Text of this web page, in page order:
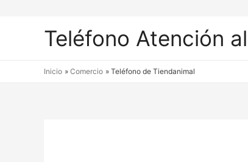
Teléfono Atención
Inicio Comercio Teléfono de Tiendanimal